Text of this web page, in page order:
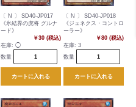
〔 N 〕 SD40-JP017
《氷結界の虎将 グルナ
ード》
￥30 (税込)
在庫: ◯
数量
カートに入れる
〔 N 〕 SD40-JP018
《ジェネクス・コントロ
ーラー》
￥80 (税込)
在庫: 3
数量
カートに入れる